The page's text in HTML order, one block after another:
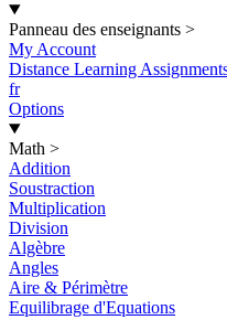
Panneau des enseignants >
My Account
Distance Learning
fr
Options
Math >
Addition
Soustraction
Multiplication
Division
Algèbre
Angles
Aire & Périmètre
Equilibrage d'Equations